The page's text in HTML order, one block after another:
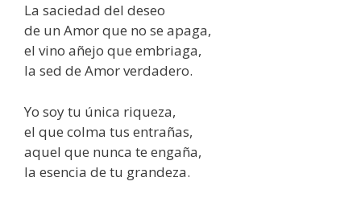
La saciedad del deseo
de un Amor que no se apaga,
el vino añejo que embriaga,
la sed de Amor verdadero.
Yo soy tu única riqueza,
el que colma tus entrañas,
aquel que nunca te engaña,
la esencia de tu grandeza.